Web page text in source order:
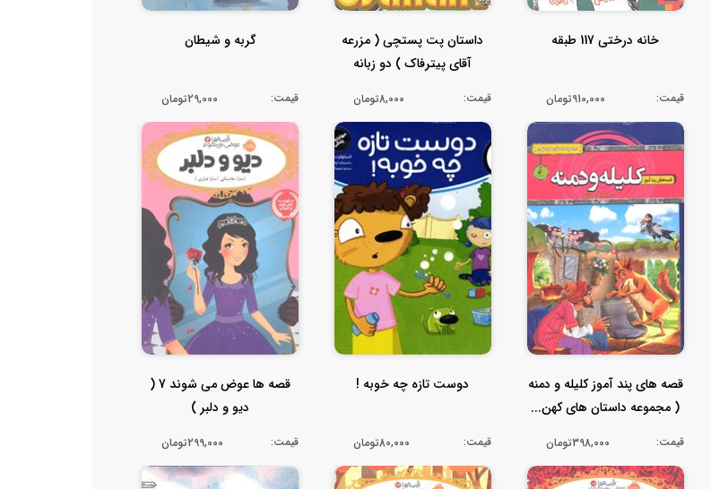
خانه درختی 117 طبقه
قیمت: 910,000تومان
داستان پت پستچی ( مزرعه
آقای پیترفاک ) دو زبانه
قیمت: 8,000تومان
گربه و شیطان
قیمت: 29,000تومان
قصه های پند آموز کلیله و دمنه
( مجموعه داستان های کهن...
قیمت: 398,000تومان
دوست تازه چه خوبه !
قیمت: 80,000تومان
قصه ها عوض می شوند 7 (
دیو و دلبر )
قیمت: 299,000تومان